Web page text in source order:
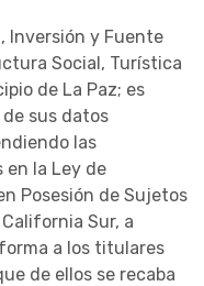
Inversión y Fuente
Social, Turística
de La Paz; es
sus datos
las
en la Ley de
Posesión de Sujetos
Sur, a
a los titulares
de ellos se recaba